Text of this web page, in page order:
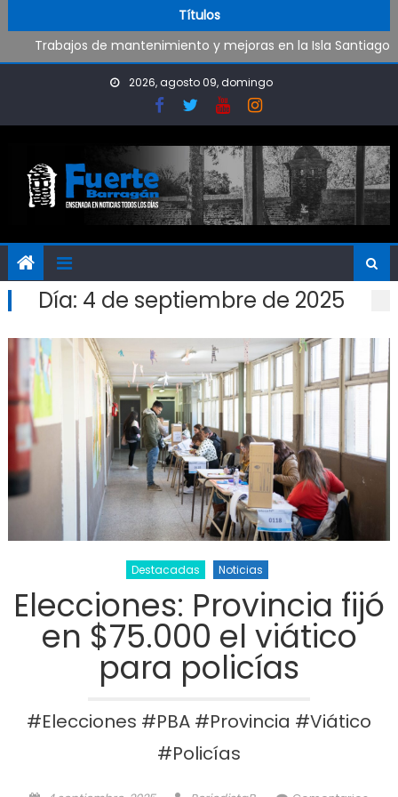
Títulos
Oportunidad para ingresar a la Policía Bonaerense
Trabajos de mantenimiento y mejoras en la Isla Santiago
Pueblo Nuevo suma boxeo y artes marciales
Al fin Defensores pudo reencontrarse con el triunfo
2026, agosto 09, domingo
Día: 4 de septiembre de 2025
Destacadas Noticias
Elecciones: Provincia fijó
en $75.000 el viático
para policías
#Elecciones #PBA #Provincia #Viático
#Policías